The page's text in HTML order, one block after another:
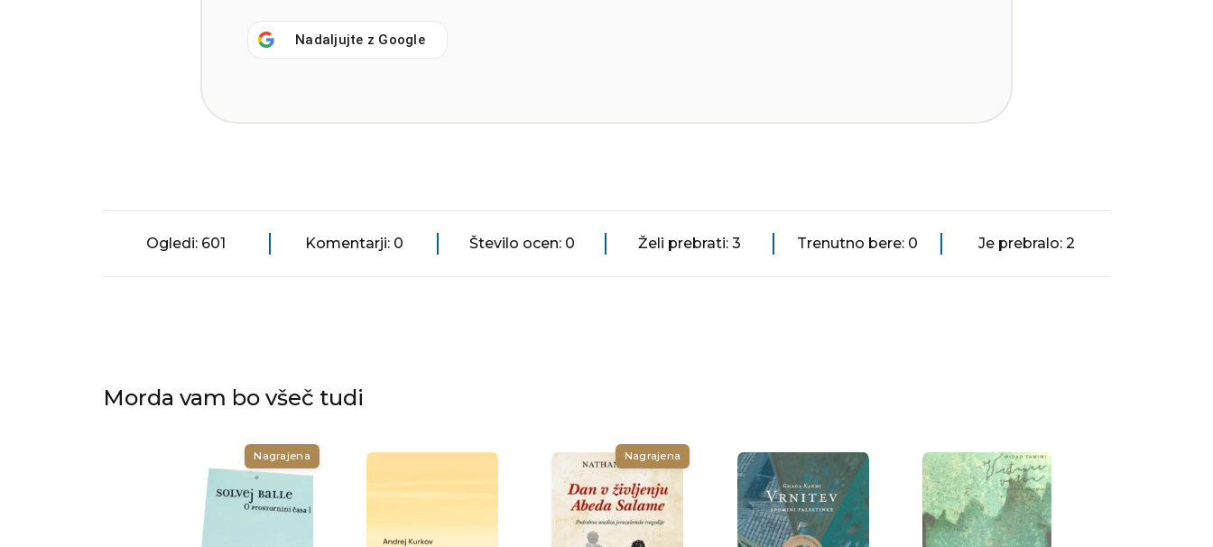
Nadaljujte z Google
Ogledi: 601 Komentarji: 0 Število ocen: 0 Želi prebrati: 3 Trenutno bere: 0 Je prebralo: 2
Morda vam bo všeč tudi
Nagrajena Nagrajena